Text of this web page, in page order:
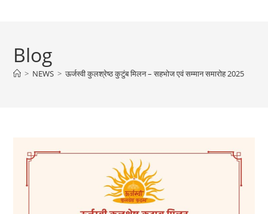
Blog
> NEWS > ऊर्जस्वी कुलश्रेष्ठ कुटुंब मिलन – सहभोज एवं सम्मान समारोह 2025